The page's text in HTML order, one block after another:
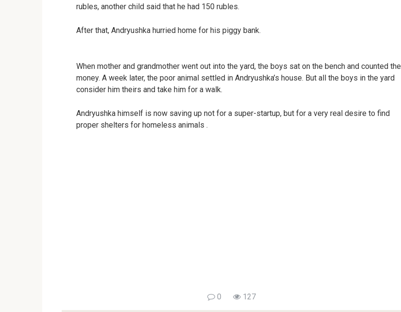
rubles, another child said that he had 150 rubles.
After that, Andryushka hurried home for his piggy bank.
When mother and grandmother went out into the yard, the boys sat on the bench and counted the
money. A week later, the poor animal settled in Andryushka’s house. But all the boys in the yard
consider him theirs and take him for a walk.
Andryushka himself is now saving up not for a super-startup, but for a very real desire to find
proper shelters for homeless animals .
0 127